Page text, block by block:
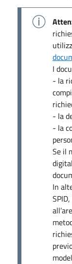
I
- la
- la
- la
Se il
In